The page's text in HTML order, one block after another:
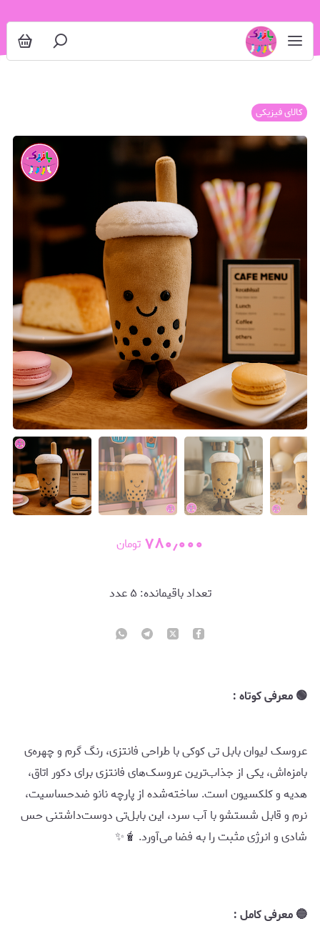
کالای فیزیکی
۷۸۰٫۰۰۰ تومان
تعداد باقیمانده: ۵عدد
🟢 معرفی کوتاه :
عروسک لیوان بابل تی کوکی با طراحی فانتزی، رنگ گرم و چهره‌ی
بامزه‌اش، یکی از جذاب‌ترین عروسک‌های فانتزی برای دکور اتاق،
هدیه و کلکسیون است. ساخته‌شده از پارچه نانو ضدحساسیت،
نرم و قابل شستشو با آب سرد، این بابل‌تی دوست‌داشتنی حس
شادی و انرژی مثبت را به فضا می‌آورد. 🧋✨
🔵 معرفی کامل :